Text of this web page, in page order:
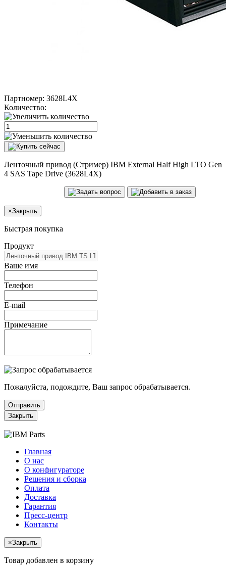
Партномер: 3628L4X
Количество:
Ленточный привод (Стример) IBM External Half High LTO Gen
4 SAS Tape Drive (3628L4X)
×Закрыть
Быстрая покупка
Продукт
Ваше имя
Телефон
E-mail
Примечание
Пожалуйста, подождите, Ваш запрос обрабатывается.
Отправить
Закрыть
Главная
О нас
О конфигураторе
Решения и сборка
Оплата
Доставка
Гарантия
Пресс-центр
Контакты
×Закрыть
Товар добавлен в корзину